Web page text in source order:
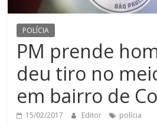
POLÍCIA
PM prende
deu tiro no
em bairro de
15/02/2017 Editor polícia